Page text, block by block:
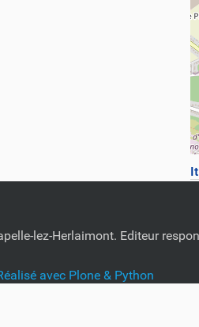
lez-Herlaimont. Editeur
avec Plone & Python